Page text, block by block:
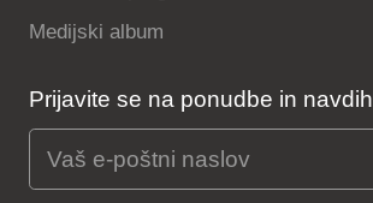
Medijski album
Prijavite se na ponudbe in navdih